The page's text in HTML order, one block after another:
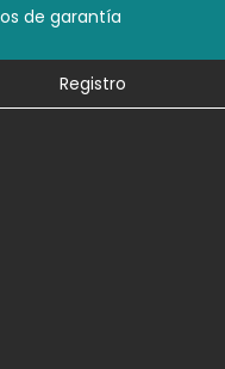
de garantía
Registro